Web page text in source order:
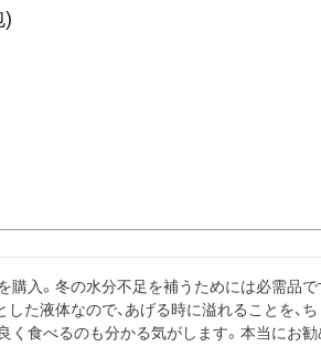
)
購入。冬の水分不足を補うためには必需品
た液体なので、あげる時に溢れることを、
食べるのも分かる気がします。本当にお勧